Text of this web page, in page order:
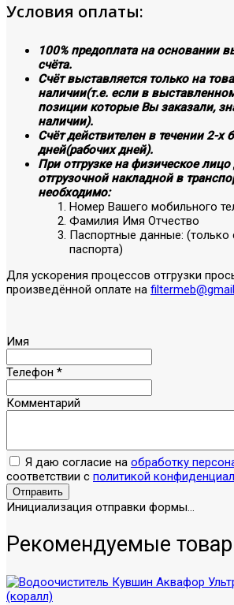
Условия оплаты:
100% предоплата на основании
счёта.
Счёт выставляется только на
наличии(т.е. если в
позиции которые Вы заказали,
наличии).
Счёт действителен в течении 2-х
дней(рабочих дней).
При отгрузке на физическое
отгрузочной накладной в
необходимо:
Номер Вашего мобильного
Фамилия Имя Отчество
Паспортные данные: (только
паспорта)
Для ускорения процессов отгрузки
произведённой оплате на
Имя
Телефон *
Комментарий
Я даю согласие на обработку
соответствии с политикой
Отправить
Инициализация отправки формы...
Рекомендуемые